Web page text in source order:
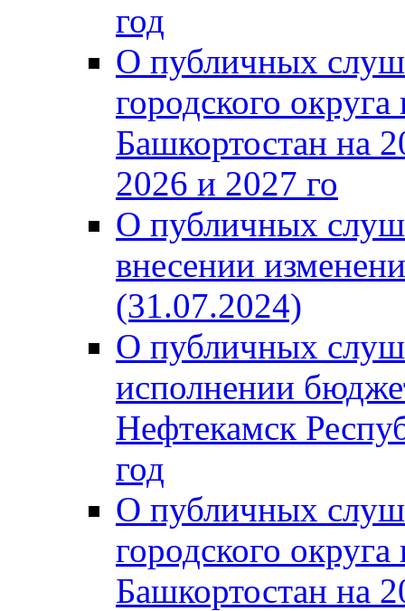
год
О публичных
городского
Башкортостан на
2026 и 2027 го
О публичных
внесении
(31.07.2024)
О публичных
исполнении
Нефтекамск
год
О публичных
городского
Башкортостан на